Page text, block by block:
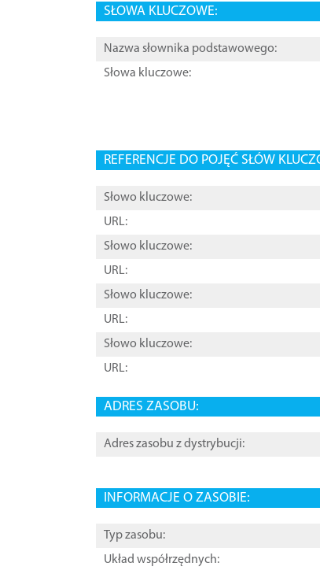
SŁOWA KLUCZOWE:
Nazwa słownika podstawowego:
Słowa kluczowe:
REFERENCJE DO POJĘĆ SŁÓW
Słowo kluczowe:
URL:
Słowo kluczowe:
URL:
Słowo kluczowe:
URL:
Słowo kluczowe:
URL:
ADRES ZASOBU:
Adres zasobu z dystrybucji:
INFORMACJE O ZASOBIE:
Typ zasobu:
Układ współrzędnych: